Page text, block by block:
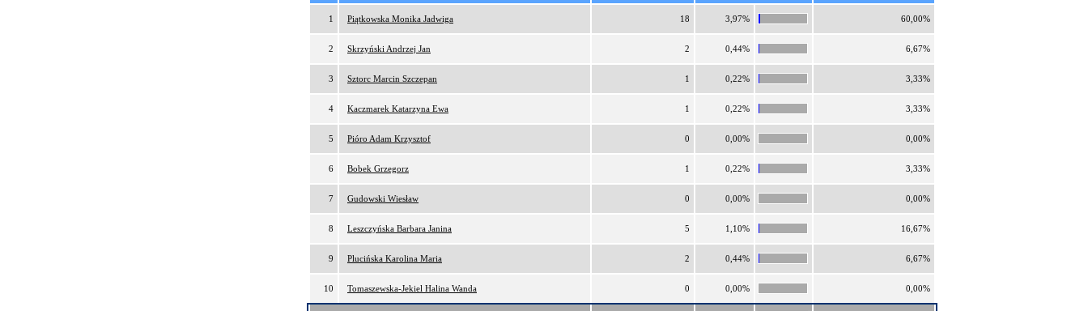
1 Piątkowska Monika Jadwiga 18 3,97% 60,00%
2 Skrzyński Andrzej Jan 2 0,44% 6,67%
3 Sztorc Marcin Szczepan 1 0,22% 3,33%
4 Kaczmarek Katarzyna Ewa 1 0,22% 3,33%
5 Pióro Adam Krzysztof 0 0,00% 0,00%
6 Bobek Grzegorz 1 0,22% 3,33%
7 Gudowski Wiesław 0 0,00% 0,00%
8 Leszczyńska Barbara Janina 5 1,10% 16,67%
9 Plucińska Karolina Maria 2 0,44% 6,67%
10 Tomaszewska-Jekiel Halina Wanda 0 0,00% 0,00%